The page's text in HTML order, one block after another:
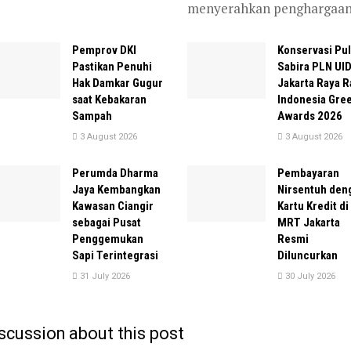
menyerahkan
Pemprov DKI
Pastikan Penuhi
Hak Damkar Gugur
saat Kebakaran
Sampah
3 August 2026
Konservasi
Sabira PLN UID
Jakarta Raya
Indonesia
Awards 2026
3 August 2026
Perumda Dharma
Jaya Kembangkan
Kawasan Ciangir
sebagai Pusat
Penggemukan
Sapi Terintegrasi
31 July 2026
Pembayaran
Nirsentuh
Kartu Kredit di
MRT Jakarta
Resmi
Diluncurkan
30 July 2026
about this post